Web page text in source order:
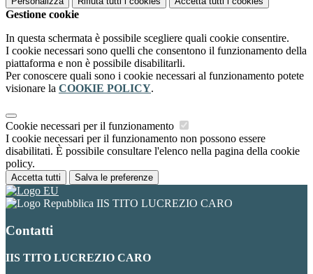
Gestione cookie
In questa schermata è possibile scegliere quali cookie consentire.
I cookie necessari sono quelli che consentono il funzionamento della
piattaforma e non è possibile disabilitarli.
Per conoscere quali sono i cookie necessari al funzionamento potete
visionare la COOKIE POLICY.
Cookie necessari per il funzionamento
I cookie necessari per il funzionamento non possono essere
disabilitati. È possibile consultare l'elenco nella pagina della cookie
policy.
Accetta tutti Salva le preferenze
IIS TITO LUCREZIO CARO
Contatti
IIS TITO LUCREZIO CARO